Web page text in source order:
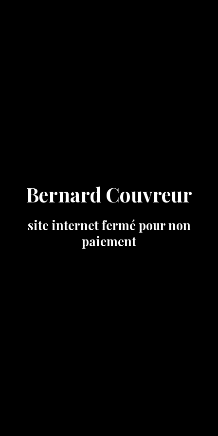
Bernard Couvreur
site internet fermé pour non
paiement